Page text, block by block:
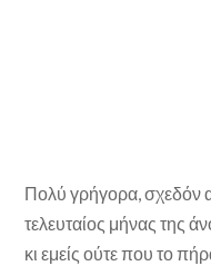
Πολύ γρήγορα, σχεδόν
τελευταίος μήνας της
κι εμείς ούτε που το